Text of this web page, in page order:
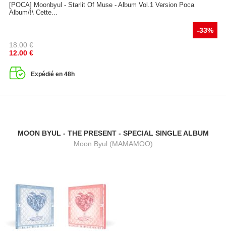
[POCA] Moonbyul - Starlit Of Muse - Album Vol.1 Version Poca
Album/!\ Cette...
-33%
18.00 €
12.00 €
Expédié en 48h
MOON BYUL - THE PRESENT - SPECIAL SINGLE ALBUM
Moon Byul (MAMAMOO)